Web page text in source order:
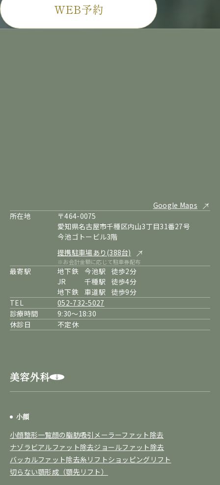
WEB予約
Google Maps
所在地
〒464-0075
愛知県名古屋市千種区内山3丁目31番27号
今池ゴトービル3階
提携駐車場あり(388台)
※お会計金額に応じて駐車券配布
最寄駅 地下鉄 今池駅
徒歩2分
JR
千種駅
徒歩4分
地下鉄
車道駅
徒歩9分
TEL
052-732-5027
診療時間
9:30～18:30
休診日
不定休
美容外科
小顔
小顔整形一覧顔の脂肪吸引 メーラーファット除去
ナゾラビアルファット除去ジョールファット除去
バッカルファット除去糸リフトショッピングリフト
切らない顎形成（顎先リフト）